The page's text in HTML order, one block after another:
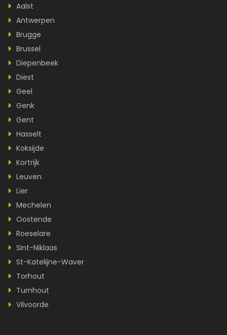
Aalst
Antwerpen
Brugge
Brussel
Diepenbeek
Diest
Geel
Genk
Gent
Hasselt
Koksijde
Kortrijk
Leuven
Lier
Mechelen
Oostende
Roeselare
Sint-Niklaas
St-Katelijne-Waver
Torhout
Turnhout
Vilvoorde